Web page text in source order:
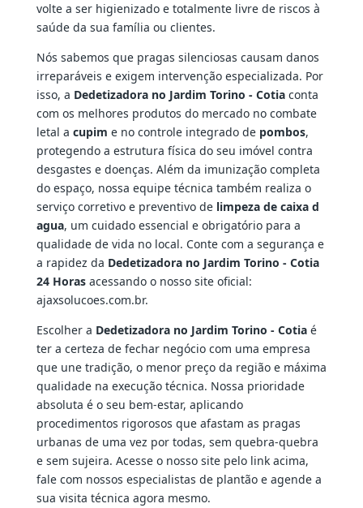
volte a ser higienizado e totalmente livre de riscos à
saúde da sua família ou clientes.
Nós sabemos que pragas silenciosas causam danos
irreparáveis e exigem intervenção especializada. Por
isso, a Dedetizadora no Jardim Torino - Cotiaconta
com os melhores produtos do mercado no combate
letal a cupim e no controle integrado de pombos,
protegendo a estrutura física do seu imóvel contra
desgastes e doenças. Além da imunização completa
do espaço, nossa equipe técnica também realiza o
serviço corretivo e preventivo de limpeza de caixa d
agua, um cuidado essencial e obrigatório para a
qualidade de vida no local. Conte com a segurança e
a rapidez da Dedetizadora no Jardim Torino - Cotia
24 Horasacessando o nosso site oficial:
ajaxsolucoes.com.br.
Escolher a Dedetizadora no Jardim Torino - Cotiaé
ter a certeza de fechar negócio com uma empresa
que une tradição, o menor preço da região e máxima
qualidade na execução técnica. Nossa prioridade
absoluta é o seu bem-estar, aplicando
procedimentos rigorosos que afastam as pragas
urbanas de uma vez por todas, sem quebra-quebra
e sem sujeira. Acesse o nosso site pelo link acima,
fale com nossos especialistas de plantão e agende a
sua visita técnica agora mesmo.